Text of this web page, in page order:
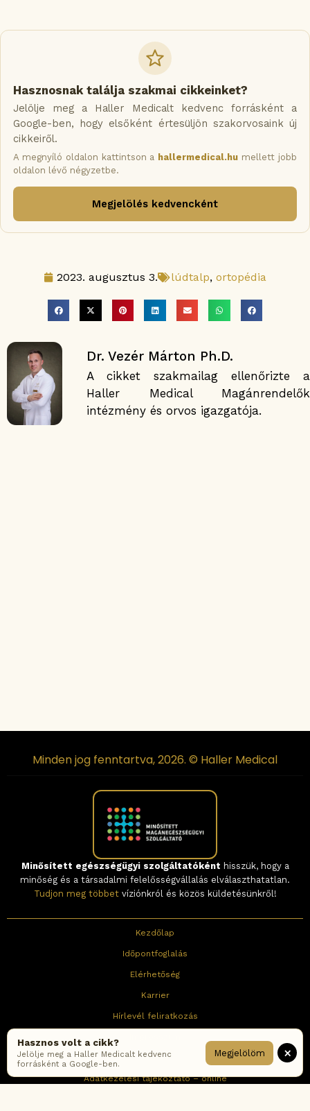
Hasznosnak találja szakmai cikkeinket?
Jelölje meg a Haller Medicalt kedvenc forrásként a
Google-ben, hogy elsőként értesüljön szakorvosaink új
cikkeiről.
A megnyíló oldalon kattintson a hallermedical.hu mellett jobb
oldalon lévő négyzetbe.
Megjelölés kedvencként
×
Hasznos volt a cikk?
Jelölje meg a Haller Medicalt kedvenc
forrásként a Google-ben.
Megjelölöm
2023. augusztus 3. lúdtalp, ortopédia
Dr. Vezér Márton Ph.D.
A cikket szakmailag ellenőrizte a
Haller Medical Magánrendelők
intézmény és orvos igazgatója.
Minden jog fenntartva, 2026. © Haller Medical
Minősített egészségügyi szolgáltatóként hisszük, hogy a
minőség és a társadalmi felelősségvállalás elválaszthatatlan.
Tudjon meg többetvíziónkról és közös küldetésünkről!
Kezdőlap
Időpontfoglalás
Elérhetőség
Karrier
Hírlevél feliratkozás
ÁSZF
Adatkezelési tájékoztató – online